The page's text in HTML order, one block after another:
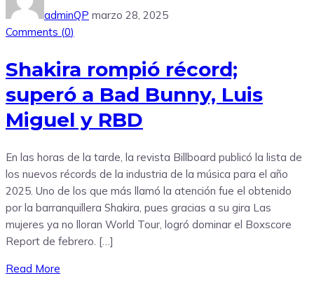
adminQP marzo 28, 2025
Comments (0)
Shakira rompió récord;
superó a Bad Bunny, Luis
Miguel y RBD
En las horas de la tarde, la revista Billboard publicó la lista de
los nuevos récords de la industria de la música para el año
2025. Uno de los que más llamó la atención fue el obtenido
por la barranquillera Shakira, pues gracias a su gira Las
mujeres ya no lloran World Tour, logró dominar el Boxscore
Report de febrero. […]
Read More